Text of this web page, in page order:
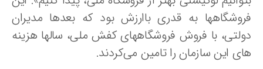
به قدری باارزش بود که بعدها مدیران
با فروش فروشگاههای کفش ملی، سالها هزینه
این سازمان را تامین می‌کردند.